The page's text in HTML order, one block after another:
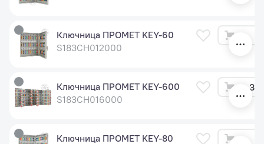
Ключница ПРОМЕТ KEY-60
S183CH012000
Ключница ПРОМЕТ KEY-600
S183CH016000
36
Ключница ПРОМЕТ KEY-80